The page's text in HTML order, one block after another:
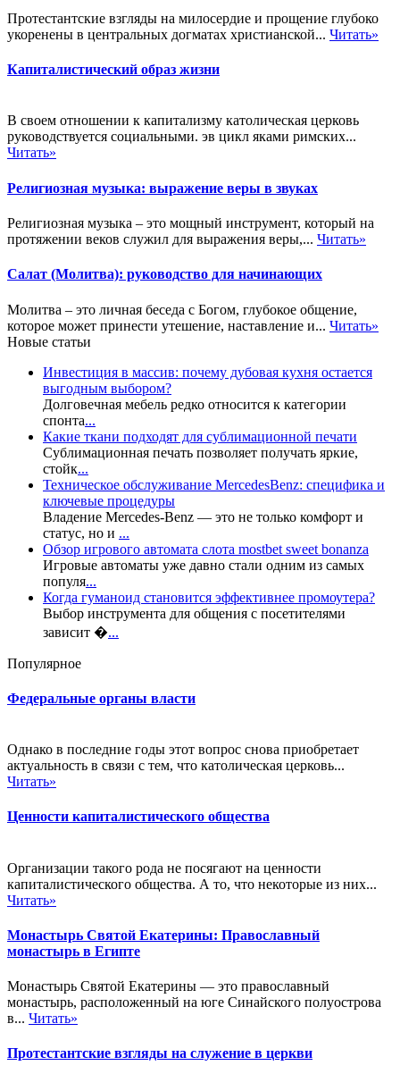
Протестантские взгляды на милосердие и прощение глубоко
укоренены в центральных догматах христианской... Читать»
Капиталистический образ жизни
В своем отношении к капитализму католическая церковь
руководствуется социальными. эв цикл яками римских...
Читать»
Религиозная музыка: выражение веры в звуках
Религиозная музыка – это мощный инструмент, который на
протяжении веков служил для выражения веры,... Читать»
Салат (Молитва): руководство для начинающих
Молитва – это личная беседа с Богом, глубокое общение,
которое может принести утешение, наставление и... Читать»
Новые статьи
Инвестиция в массив: почему дубовая кухня остается
выгодным выбором?
Долговечная мебель редко относится к категории
спонта...
Какие ткани подходят для сублимационной печати
Сублимационная печать позволяет получать яркие,
стойк...
Техническое обслуживание MercedesBenz: специфика и
ключевые процедуры
Владение Mercedes-Benz — это не только комфорт и
статус, но и ...
Обзор игрового автомата слота mostbet sweet bonanza
Игровые автоматы уже давно стали одним из самых
популя...
Когда гуманоид становится эффективнее промоутера?
Выбор инструмента для общения с посетителями
зависит �...
Популярное
Федеральные органы власти
Однако в последние годы этот вопрос снова приобретает
актуальность в связи с тем, что католическая церковь...
Читать»
Ценности капиталистического общества
Организации такого рода не посягают на ценности
капиталистического общества. А то, что некоторые из них...
Читать»
Монастырь Святой Екатерины: Православный
монастырь в Египте
Монастырь Святой Екатерины — это православный
монастырь, расположенный на юге Синайского полуострова
в... Читать»
Протестантские взгляды на служение в церкви